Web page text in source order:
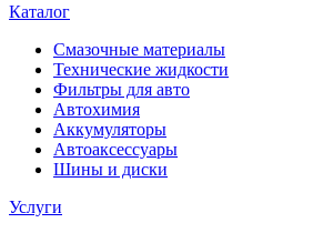
Каталог
Смазочные материалы
Технические жидкости
Фильтры для авто
Автохимия
Аккумуляторы
Автоаксессуары
Шины и диски
Услуги